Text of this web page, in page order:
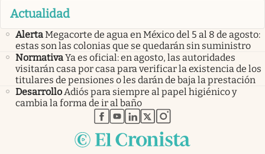
Actualidad
AlertaMegacorte de agua en México del 5 al 8 de agosto:
estas son las colonias que se quedarán sin suministro
NormativaYa es oficial: en agosto, las autoridades
visitarán casa por casa para verificar la existencia de los
titulares de pensiones o les darán de baja la prestación
Desarrollo Adiós para siempre al papel higiénico y
cambia la forma de ir al baño
abre en nueva pestaña
abre en nueva pestaña
abre en nueva pestaña
abre en nueva pestaña
abre en nueva pestaña